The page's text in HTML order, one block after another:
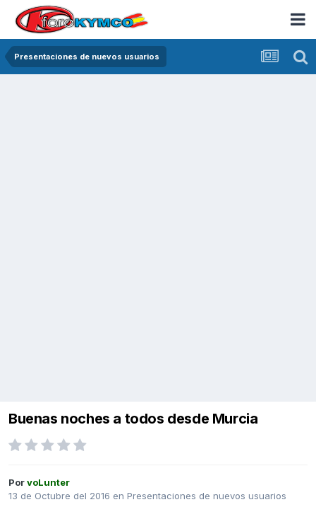
Presentaciones de nuevos usuarios
Buenas noches a todos desde Murcia
PorvoLunter
13 de Octubre del 2016 en Presentaciones de nuevos usuarios